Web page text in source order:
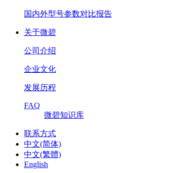
国内外型号参数对比报告
关于微碧
公司介绍
企业文化
发展历程
FAQ
微碧知识库
联系方式
中文(简体)
中文(繁體)
English